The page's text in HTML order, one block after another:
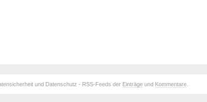
und Datenschutz - RSS-Feeds der Einträge und Kommentare